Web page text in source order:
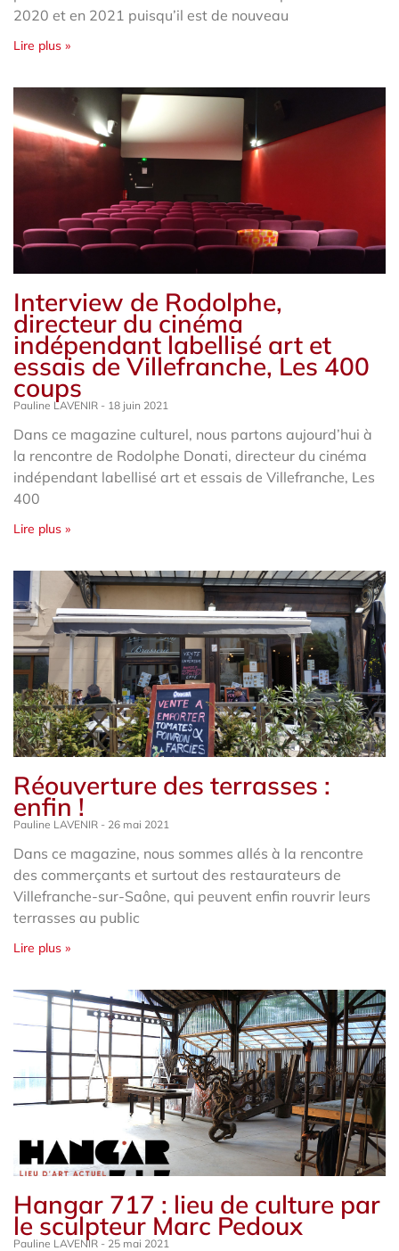
2020 et en 2021 puisqu’il est de nouveau
Lire plus »
Interview de Rodolphe,
directeur du cinéma
indépendant labellisé art et
essais de Villefranche, Les 400
coups
Pauline LAVENIR 18 juin 2021
Dans ce magazine culturel, nous partons aujourd’hui à
la rencontre de Rodolphe Donati, directeur du cinéma
indépendant labellisé art et essais de Villefranche, Les
400
Lire plus »
Réouverture des terrasses :
enfin !
Pauline LAVENIR 26 mai 2021
Dans ce magazine, nous sommes allés à la rencontre
des commerçants et surtout des restaurateurs de
Villefranche-sur-Saône, qui peuvent enfin rouvrir leurs
terrasses au public
Lire plus »
Hangar 717 : lieu de culture par
le sculpteur Marc Pedoux
Pauline LAVENIR 25 mai 2021